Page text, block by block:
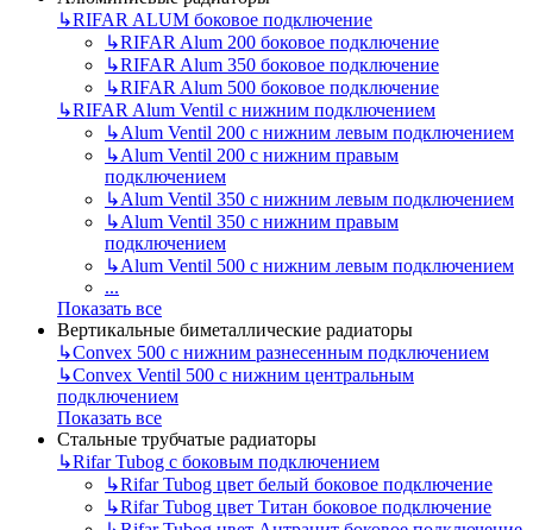
↳RIFAR ALUM боковое подключение
↳RIFAR Alum 200 боковое подключение
↳RIFAR Alum 350 боковое подключение
↳RIFAR Alum 500 боковое подключение
↳RIFAR Alum Ventil с нижним подключением
↳Alum Ventil 200 с нижним левым подключением
↳Alum Ventil 200 с нижним правым
подключением
↳Alum Ventil 350 с нижним левым подключением
↳Alum Ventil 350 с нижним правым
подключением
↳Alum Ventil 500 с нижним левым подключением
...
Показать все
Вертикальные биметаллические радиаторы
↳Convex 500 с нижним разнесенным подключением
↳Convex Ventil 500 с нижним центральным
подключением
Показать все
Стальные трубчатые радиаторы
↳Rifar Tubog с боковым подключением
↳Rifar Tubog цвет белый боковое подключение
↳Rifar Tubog цвет Титан боковое подключение